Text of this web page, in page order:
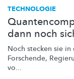
TECHNOLOGIE
dann noch
Noch stecken sie in
Forschende,
vo...